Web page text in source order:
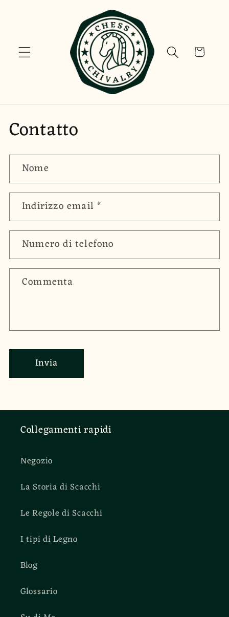
Carrello
Contatto
Nome
Indirizzo email*
Numero di telefono
Commenta
Invia
Collegamenti rapidi
Negozio
La Storia di Scacchi
Le Regole di Scacchi
I tipi di Legno
Blog
Glossario